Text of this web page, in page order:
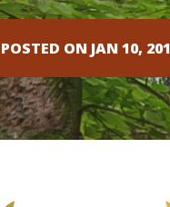
POSTED ON JAN 10,